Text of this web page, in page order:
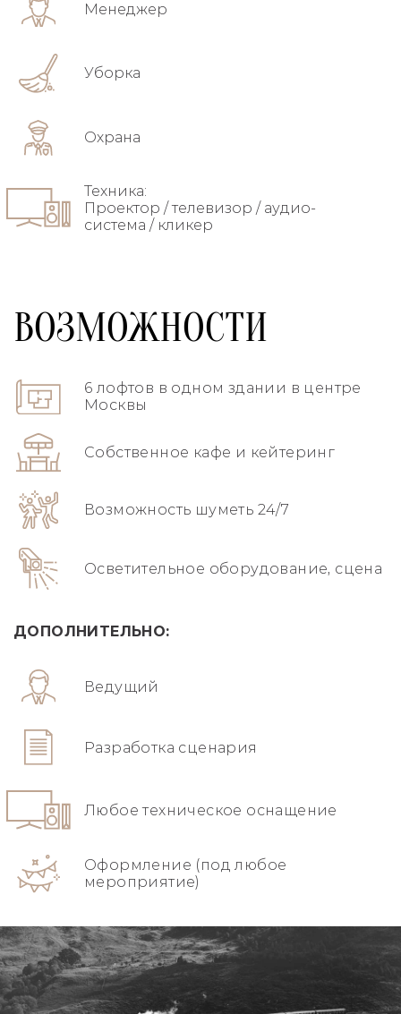
Менеджер
Уборка
Охрана
Техника:
Проектор / телевизор / аудио-
система / кликер
ВОЗМОЖНОСТИ
6 лофтов в одном здании в центре
Москвы
Собственное кафе и кейтеринг
Возможность шуметь 24/7
Осветительное оборудование, сцена
ДОПОЛНИТЕЛЬНО:
Ведущий
Разработка сценария
Любое техническое оснащение
Оформление (под любое
мероприятие)